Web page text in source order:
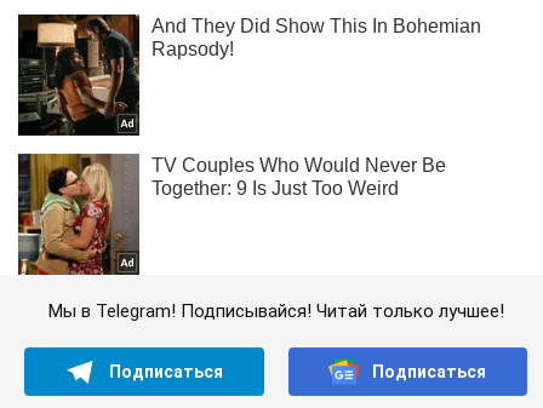
Мы в Telegram! Подписывайся! Читай только лучшее!
Подписаться Подписаться